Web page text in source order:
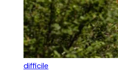
difficile